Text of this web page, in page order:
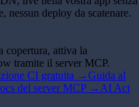
nessun deploy da scatenare.
copertura, attiva la
tramite il server MCP.
CI gratuita →Guida al
del server MCP → AI Act